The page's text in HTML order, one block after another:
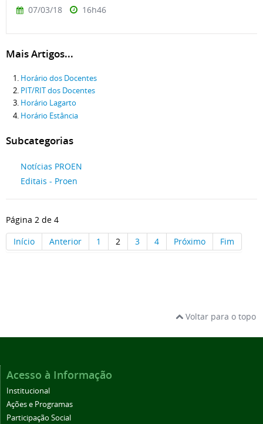
07/03/18 16h46
Mais Artigos...
Horário dos Docentes
PIT/RIT dos Docentes
Horário Lagarto
Horário Estância
Subcategorias
Notícias PROEN
Editais - Proen
Página 2 de 4
Início
Anterior 1 2 3 4 Próximo Fim
Voltar para o topo
Acesso à Informação
Institucional
Ações e Programas
Participação Social